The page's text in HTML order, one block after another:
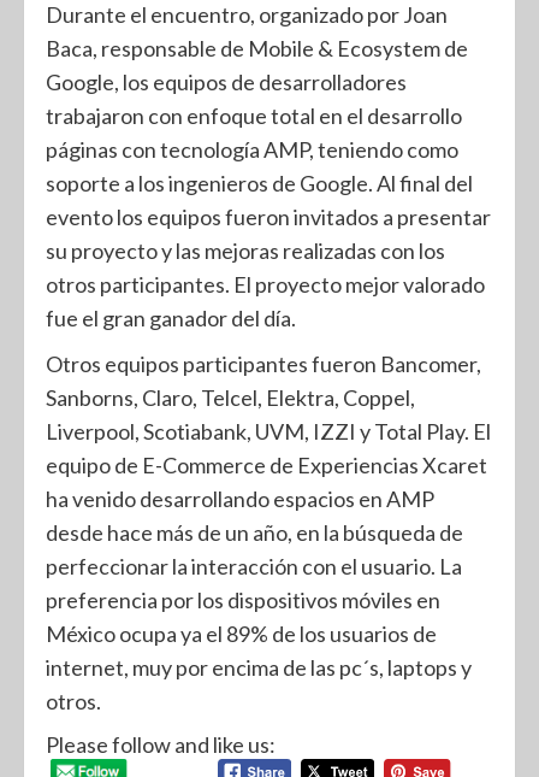
Durante el encuentro, organizado por Joan
Baca, responsable de Mobile & Ecosystem de
Google, los equipos de desarrolladores
trabajaron con enfoque total en el desarrollo
páginas con tecnología AMP, teniendo como
soporte a los ingenieros de Google. Al final del
evento los equipos fueron invitados a presentar
su proyecto y las mejoras realizadas con los
otros participantes. El proyecto mejor valorado
fue el gran ganador del día.
Otros equipos participantes fueron Bancomer,
Sanborns, Claro, Telcel, Elektra, Coppel,
Liverpool, Scotiabank, UVM, IZZI y Total Play. El
equipo de E-Commerce de Experiencias Xcaret
ha venido desarrollando espacios en AMP
desde hace más de un año, en la búsqueda de
perfeccionar la interacción con el usuario. La
preferencia por los dispositivos móviles en
México ocupa ya el 89% de los usuarios de
internet, muy por encima de las pc´s, laptops y
otros.
Please follow and like us: